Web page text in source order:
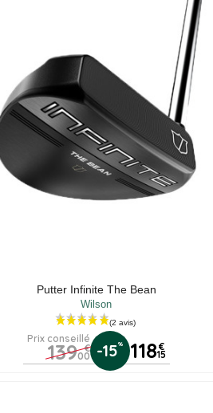
Putter Infinite The Bean
Wilson
Prix conseillé
139 €
00 -15% 118 €
15